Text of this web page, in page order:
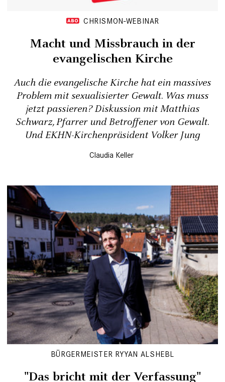
CHRISMON-WEBINAR
Macht und Missbrauch in der
evangelischen Kirche
Auch die evangelische Kirche hat ein ­massives
Problem mit sexualisierter Gewalt. Was muss
jetzt passieren? Diskussion mit Matthias
Schwarz, Pfarrer und ­Betroffener von Gewalt.
Und EKHN-­Kirchenpräsident Volker Jung
Claudia Keller
BÜRGERMEISTER RYYAN ALSHEBL
"Das bricht mit der Verfassung"